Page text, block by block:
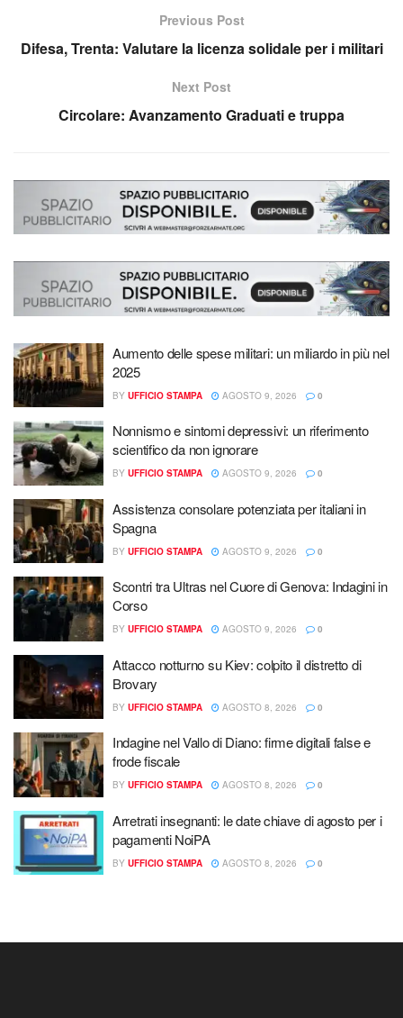
Previous Post
Difesa, Trenta: Valutare la licenza solidale per i militari
Next Post
Circolare: Avanzamento Graduati e truppa
Aumento delle spese militari: un miliardo in più nel
2025
BY UFFICIO STAMPA AGOSTO 9, 2026 0
Nonnismo e sintomi depressivi: un riferimento
scientifico da non ignorare
BY UFFICIO STAMPA AGOSTO 9, 2026 0
Assistenza consolare potenziata per italiani in
Spagna
BY UFFICIO STAMPA AGOSTO 9, 2026 0
Scontri tra Ultras nel Cuore di Genova: Indagini in
Corso
BY UFFICIO STAMPA AGOSTO 9, 2026 0
Attacco notturno su Kiev: colpito il distretto di
Brovary
BY UFFICIO STAMPA AGOSTO 8, 2026 0
Indagine nel Vallo di Diano: firme digitali false e
frode fiscale
BY UFFICIO STAMPA AGOSTO 8, 2026 0
Arretrati insegnanti: le date chiave di agosto per i
pagamenti NoiPA
BY UFFICIO STAMPA AGOSTO 8, 2026 0